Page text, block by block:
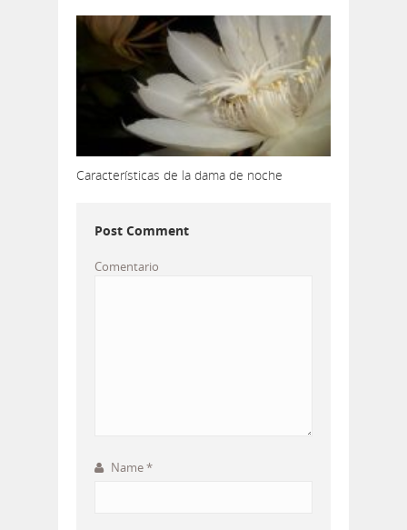
Características de la dama de noche
Post Comment
Comentario
Name*